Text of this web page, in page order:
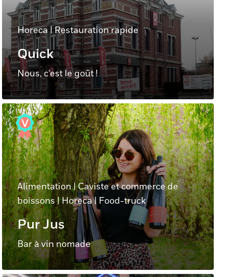
Horeca|Restauration rapide
Quick
Nous, c'est le goût !
Alimentation|Caviste et commerce de
boissons|Horeca| Food-truck
Pur Jus
Bar à vin nomade